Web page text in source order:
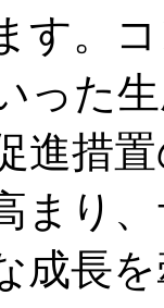
す。
った
進措
まり
成長